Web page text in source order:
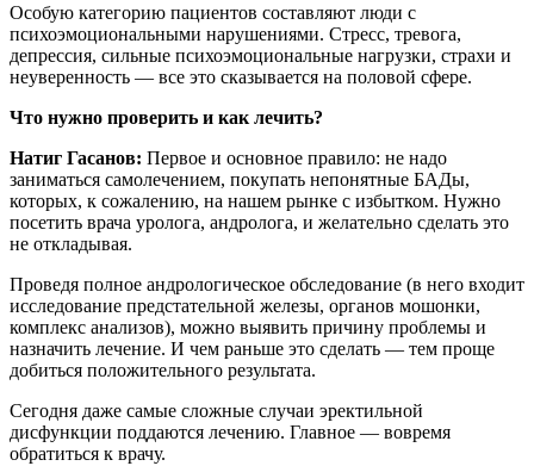
Особую категорию пациентов составляют люди с
психоэмоциональными нарушениями. Стресс, тревога,
депрессия, сильные психоэмоциональные нагрузки, страхи и
неуверенность — все это сказывается на половой сфере.
Что нужно проверить и как лечить?
Натиг Гасанов: Первое и основное правило: не надо
заниматься самолечением, покупать непонятные БАДы,
которых, к сожалению, на нашем рынке с избытком. Нужно
посетить врача уролога, андролога, и желательно сделать это
не откладывая.
Проведя полное андрологическое обследование (в него входит
исследование предстательной железы, органов мошонки,
комплекс анализов), можно выявить причину проблемы и
назначить лечение. И чем раньше это сделать — тем проще
добиться положительного результата.
Сегодня даже самые сложные случаи эректильной
дисфункции поддаются лечению. Главное — вовремя
обратиться к врачу.